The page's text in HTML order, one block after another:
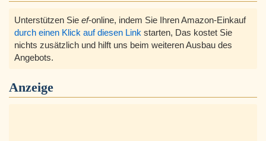
Unterstützen Sie ef-online, indem Sie Ihren Amazon-Einkauf
durch einen Klick auf diesen Link starten, Das kostet Sie
nichts zusätzlich und hilft uns beim weiteren Ausbau des
Angebots.
Anzeige